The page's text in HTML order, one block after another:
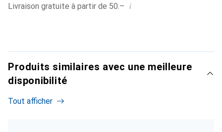
Livraison gratuite à partir de 50.– i
Produits similaires avec une meilleure
disponibilité
Tout afficher